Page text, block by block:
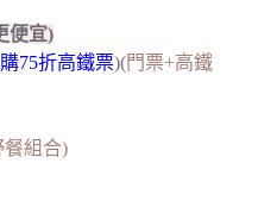
便宜)
75折高鐵票)(門票+高鐵
餐組合)